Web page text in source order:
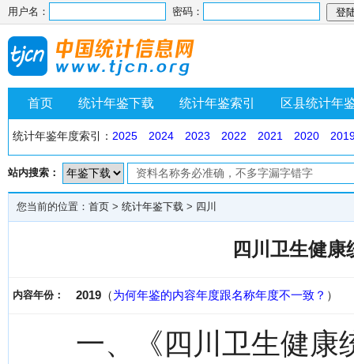
用户名： 密码：
首页 统计年鉴下载 统计年鉴索引 区县统计年
统计年鉴年度索引： 2025 2024 2023 2022 2021 2020
站内搜索：
您当前的位置： 首页 > 统计年鉴下载 > 四川
四川卫生健
内容年份： 2019 （为何年鉴的内容年度跟名称年度不一致？ ）
一、《四川卫生健康